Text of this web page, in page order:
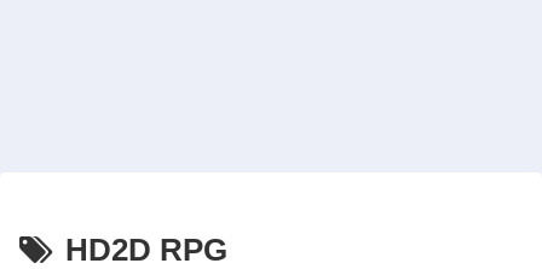
HD2D RPG